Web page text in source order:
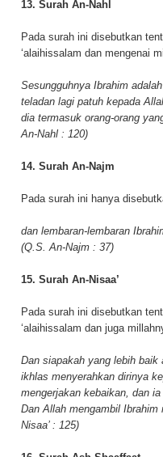
13. Surah An-Nahl
Pada surah ini disebutkan
‘alaihissalam dan mengenai
Sesungguhnya Ibrahim
teladan lagi patuh kepada
dia termasuk orang-orang
An-Nahl : 120)
14. Surah An-Najm
Pada surah ini hanya
dan lembaran-lembaran
(Q.S. An-Najm : 37)
15. Surah An-Nisaa’
Pada surah ini disebutkan
‘alaihissalam dan juga
Dan siapakah yang lebih baik
ikhlas menyerahkan dirinya
mengerjakan kebaikan, dan
Dan Allah mengambil
Nisaa’ : 125)